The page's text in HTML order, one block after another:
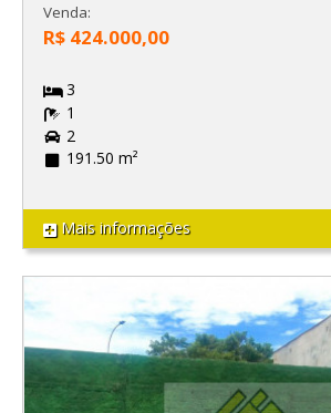
Venda:
R$ 424.000,00
3
1
2
191.50 m²
Mais informações